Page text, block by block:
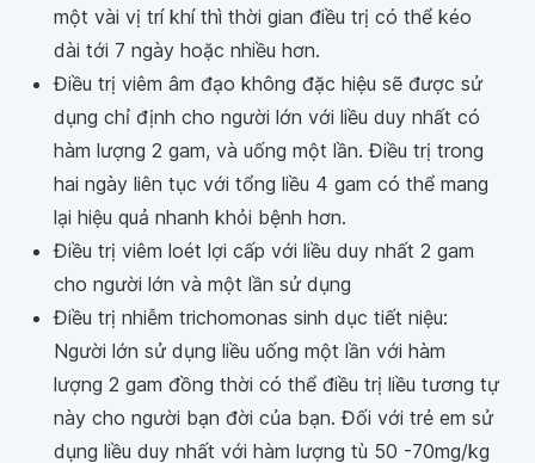
một vài vị trí khí thì thời gian điều trị có thể kéo
dài tới 7 ngày hoặc nhiều hơn.
Điều trị viêm âm đạo không đặc hiệu sẽ được sử
dụng chỉ định cho người lớn với liều duy nhất có
hàm lượng 2 gam, và uống một lần. Điều trị trong
hai ngày liên tục với tổng liều 4 gam có thể mang
lại hiệu quả nhanh khỏi bệnh hơn.
Điều trị viêm loét lợi cấp với liều duy nhất 2 gam
cho người lớn và một lần sử dụng
Điều trị nhiễm trichomonas sinh dục tiết niệu:
Người lớn sử dụng liều uống một lần với hàm
lượng 2 gam đồng thời có thể điều trị liều tương tự
này cho người bạn đời của bạn. Đối với trẻ em sử
dụng liều duy nhất với hàm lượng tù 50 -70mg/kg